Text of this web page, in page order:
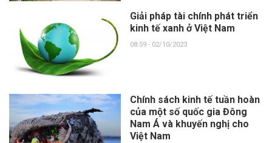
Giải pháp tài chính phát triển
kinh tế xanh ở Việt Nam
08:59 - 02/10/2023
Chính sách kinh tế tuần hoàn
của một số quốc gia Đông
Nam Á và khuyến nghị cho
Việt Nam